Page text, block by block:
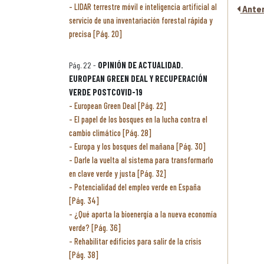
LIDAR terrestre móvil e inteligencia artificial al
servicio de una inventariación forestal rápida y
precisa [Pág. 20]
Pág. 22 - OPINIÓN DE ACTUALIDAD.
EUROPEAN GREEN DEAL Y RECUPERACIÓN
VERDE POSTCOVID-19
European Green Deal [Pág. 22]
El papel de los bosques en la lucha contra el
cambio climático [Pág. 28]
Europa y los bosques del mañana [Pág. 30]
Darle la vuelta al sistema para transformarlo
en clave verde y justa [Pág. 32]
Potencialidad del empleo verde en España
[Pág. 34]
¿Qué aporta la bioenergía a la nueva economía
verde? [Pág. 36]
Rehabilitar edificios para salir de la crisis
[Pág. 38]